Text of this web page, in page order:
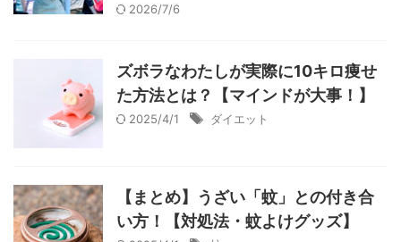
2026/7/6
ズボラなわたしが実際に10キロ痩せ
た方法とは？【マインドが大事！】
2025/4/1 ダイエット
【まとめ】うざい「蚊」との付き合
い方！【対処法・蚊よけグッズ】